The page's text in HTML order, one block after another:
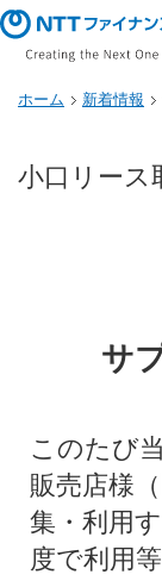
ホーム 新着情報
小口リー
サ
このたび
販売店様
集・利用
度で利用